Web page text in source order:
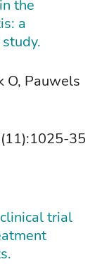
the
a
O, Pauwels
35
trial